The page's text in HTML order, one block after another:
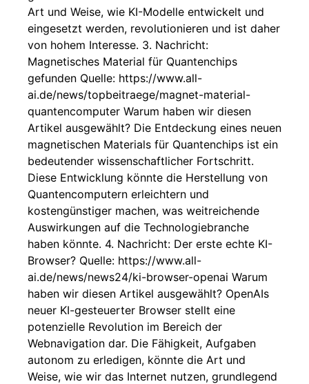
Art und Weise, wie KI-Modelle entwickelt und
eingesetzt werden, revolutionieren und ist daher
von hohem Interesse. 3. Nachricht:
Magnetisches Material für Quantenchips
gefunden Quelle: https://www.all-
ai.de/news/topbeitraege/magnet-material-
quantencomputer Warum haben wir diesen
Artikel ausgewählt? Die Entdeckung eines neuen
magnetischen Materials für Quantenchips ist ein
bedeutender wissenschaftlicher Fortschritt.
Diese Entwicklung könnte die Herstellung von
Quantencomputern erleichtern und
kostengünstiger machen, was weitreichende
Auswirkungen auf die Technologiebranche
haben könnte. 4. Nachricht: Der erste echte KI-
Browser? Quelle: https://www.all-
ai.de/news/news24/ki-browser-openai Warum
haben wir diesen Artikel ausgewählt? OpenAIs
neuer KI-gesteuerter Browser stellt eine
potenzielle Revolution im Bereich der
Webnavigation dar. Die Fähigkeit, Aufgaben
autonom zu erledigen, könnte die Art und
Weise, wie wir das Internet nutzen, grundlegend